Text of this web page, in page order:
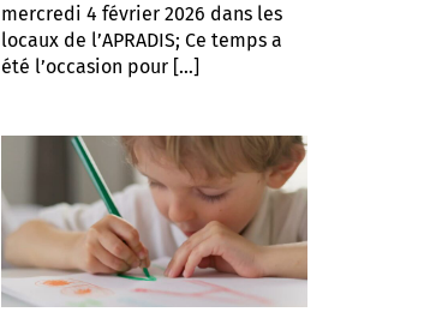
mercredi 4 février 2026 dans les
locaux de l’APRADIS; Ce temps a
été l’occasion pour […]